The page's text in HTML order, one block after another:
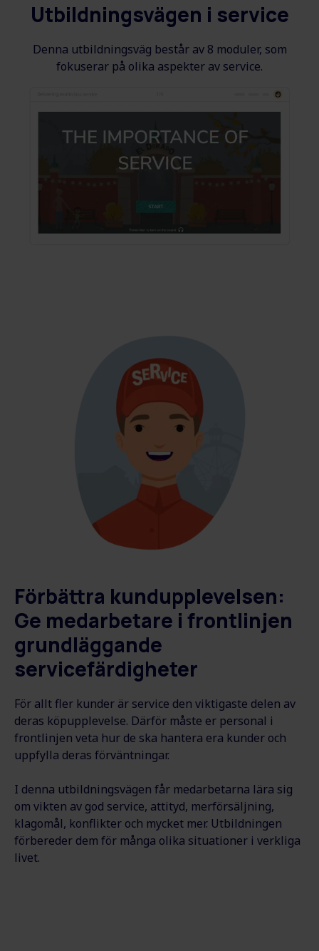
Utbildningsvägen i service
Denna utbildningsväg består av 8 moduler, som
fokuserar på olika aspekter av service.
Förbättra kundupplevelsen:
Ge medarbetare i frontlinjen
grundläggande
servicefärdigheter
För allt fler kunder är service den viktigaste delen av
deras köpupplevelse. Därför måste er personal i
frontlinjen veta hur de ska hantera era kunder och
uppfylla deras förväntningar.
I denna utbildningsvägen får medarbetarna lära sig
om vikten av god service, attityd, merförsäljning,
klagomål, konflikter och mycket mer. Utbildningen
förbereder dem för många olika situationer i verkliga
livet.